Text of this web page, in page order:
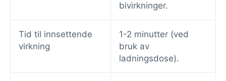
bivirkninger.
Tid til innsettende
virkning
1-2 minutter (ved
bruk av
ladningsdose).